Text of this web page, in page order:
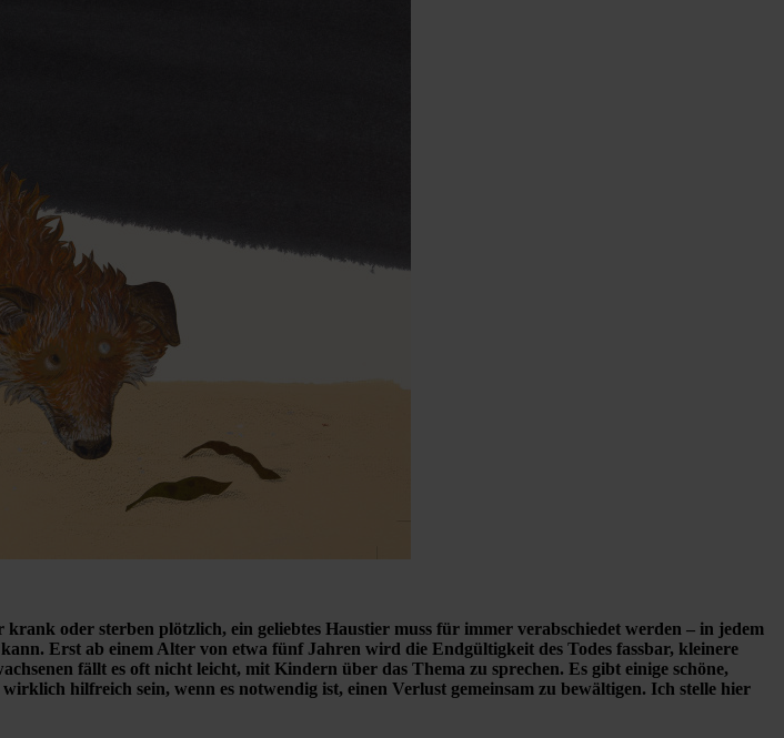
oder sterben plötzlich, ein geliebtes Haustier muss für immer verabschiedet werden – in jedem
Erst ab einem Alter von etwa fünf Jahren wird die Endgültigkeit des Todes fassbar, kleinere
fällt es oft nicht leicht, mit Kindern über das Thema zu sprechen. Es gibt einige schöne,
hilfreich sein, wenn es notwendig ist, einen Verlust gemeinsam zu bewältigen. Ich stelle hier